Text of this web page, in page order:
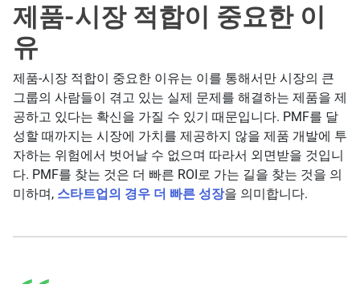
제품-시장 적합이 중요한 이
유
제품-시장 적합이 중요한 이유는 이를 통해서만 시장의 큰
그룹의 사람들이 겪고 있는 실제 문제를 해결하는 제품을 제
공하고 있다는 확신을 가질 수 있기 때문입니다. PMF를 달
성할 때까지는 시장에 가치를 제공하지 않을 제품 개발에 투
자하는 위험에서 벗어날 수 없으며 따라서 외면받을 것입니
다. PMF를 찾는 것은 더 빠른 ROI로 가는 길을 찾는 것을 의
미하며, 스타트업의 경우 더 빠른 성장을 의미합니다.